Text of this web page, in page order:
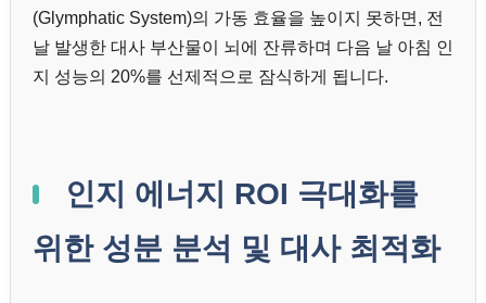
(Glymphatic System)의 가동 효율을 높이지 못하면, 전
날 발생한 대사 부산물이 뇌에 잔류하며 다음 날 아침 인
지 성능의 20%를 선제적으로 잠식하게 됩니다.
인지 에너지 ROI 극대화를
위한 성분 분석 및 대사 최적화